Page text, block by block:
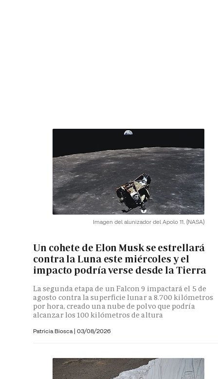
Imagen del alunizador del Apolo 11. (NASA)
Un cohete de Elon Musk se estrellará
contra la Luna este miércoles y el
impacto podría verse desde la Tierra
La segunda etapa de un Falcon 9 impactará el 5 de
agosto contra la superficie lunar a 8.700 kilómetros
por hora, creado una nube de polvo que podría
alcanzar los 100 kilómetros de altura
Patricia Biosca | 03/08/2026